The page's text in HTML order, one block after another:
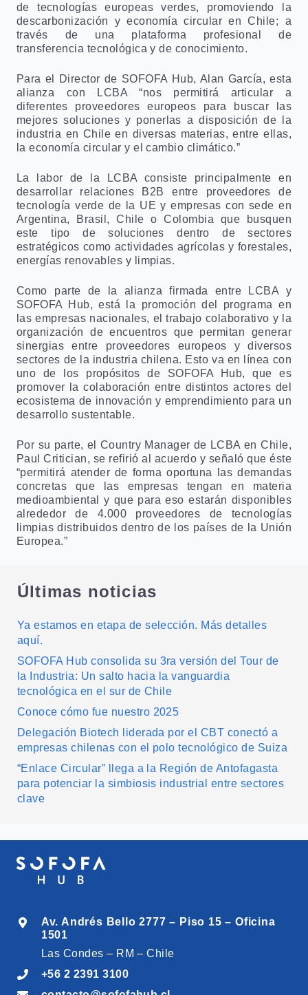
de tecnologías europeas verdes, promoviendo la
descarbonización y economía circular en Chile; a
través de una plataforma profesional de
transferencia tecnológica y de conocimiento.
Para el Director de SOFOFA Hub, Alan García, esta
alianza con LCBA “nos permitirá articular a
diferentes proveedores europeos para buscar las
mejores soluciones y ponerlas a disposición de la
industria en Chile en diversas materias, entre ellas,
la economía circular y el cambio climático.”
La labor de la LCBA consiste principalmente en
desarrollar relaciones B2B entre proveedores de
tecnología verde de la UE y empresas con sede en
Argentina, Brasil, Chile o Colombia que busquen
este tipo de soluciones dentro de sectores
estratégicos como actividades agrícolas y forestales,
energías renovables y limpias.
Como parte de la alianza firmada entre LCBA y
SOFOFA Hub, está la promoción del programa en
las empresas nacionales, el trabajo colaborativo y la
organización de encuentros que permitan generar
sinergias entre proveedores europeos y diversos
sectores de la industria chilena. Esto va en línea con
uno de los propósitos de SOFOFA Hub, que es
promover la colaboración entre distintos actores del
ecosistema de innovación y emprendimiento para un
desarrollo sustentable.
Por su parte, el Country Manager de LCBA en Chile,
Paul Critician, se refirió al acuerdo y señaló que éste
“permitirá atender de forma oportuna las demandas
concretas que las empresas tengan en materia
medioambiental y que para eso estarán disponibles
alrededor de 4.000 proveedores de tecnologías
limpias distribuidos dentro de los países de la Unión
Europea.”
Últimas noticias
Ya estamos en etapa de selección. Más detalles
aquí.
SOFOFA Hub consolida su 3ra versión del Tour de
la Industria: Un salto hacia la vanguardia
tecnológica en el sur de Chile
Conoce cómo fue nuestro 2025
Delegación Biotech liderada por el CBT conectó a
empresas chilenas con el polo tecnológico de Suiza
“Enlace Circular” llega a la Región de Antofagasta
para potenciar la simbiosis industrial entre sectores
clave
Av. Andrés Bello 2777 – Piso 15 – Oficina
1501
Las Condes – RM – Chile
+56 2 2391 3100